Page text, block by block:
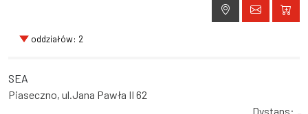
oddziałów: 2
SEA
Piaseczno, ul.Jana Pawła II 62
Dystans: